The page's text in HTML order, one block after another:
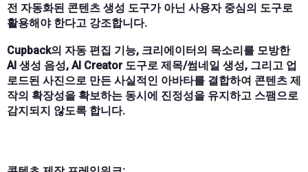
전 자동화된 콘텐츠 생성 도구가 아닌 사용자 중심의 도구로
활용해야 한다고 강조합니다.
Cupback의 자동 편집 기능, 크리에이터의 목소리를 모방한
AI 생성 음성, AI Creator 도구로 제목/썸네일 생성, 그리고 업
로드된 사진으로 만든 사실적인 아바타를 결합하여 콘텐츠 제
작의 확장성을 확보하는 동시에 진정성을 유지하고 스팸으로
감지되지 않도록 합니다.